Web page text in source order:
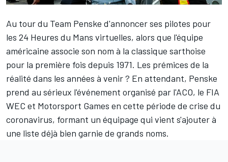
Au tour du Team Penske d'annoncer ses pilotes pour
les 24 Heures du Mans virtuelles, alors que l'équipe
américaine associe son nom à la classique sarthoise
pour la première fois depuis 1971. Les prémices de la
réalité dans les années à venir ? En attendant, Penske
prend au sérieux l'événement organisé par l'ACO, le FIA
WEC et Motorsport Games en cette période de crise du
coronavirus, formant un équipage qui vient s'ajouter à
une liste déjà bien garnie de grands noms.